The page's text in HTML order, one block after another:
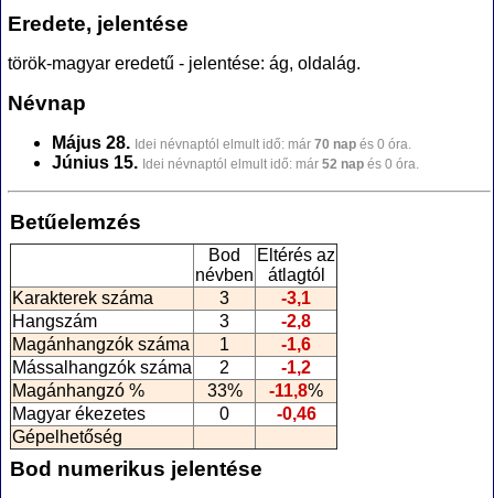
Eredete, jelentése
török-magyar eredetű - jelentése: ág, oldalág.
Névnap
Május 28. Idei névnaptól elmult idő: már 70 nap és 0 óra.
Június 15. Idei névnaptól elmult idő: már 52 nap és 0 óra.
Betűelemzés
Bod
névben
Eltérés az
átlagtól
Karakterek száma
3
-3,1
Hangszám
3
-2,8
Magánhangzók száma
1
-1,6
Mássalhangzók száma
2
-1,2
Magánhangzó %
33% -11,8%
Magyar ékezetes
0
-0,46
Gépelhetőség
Bod numerikus jelentése